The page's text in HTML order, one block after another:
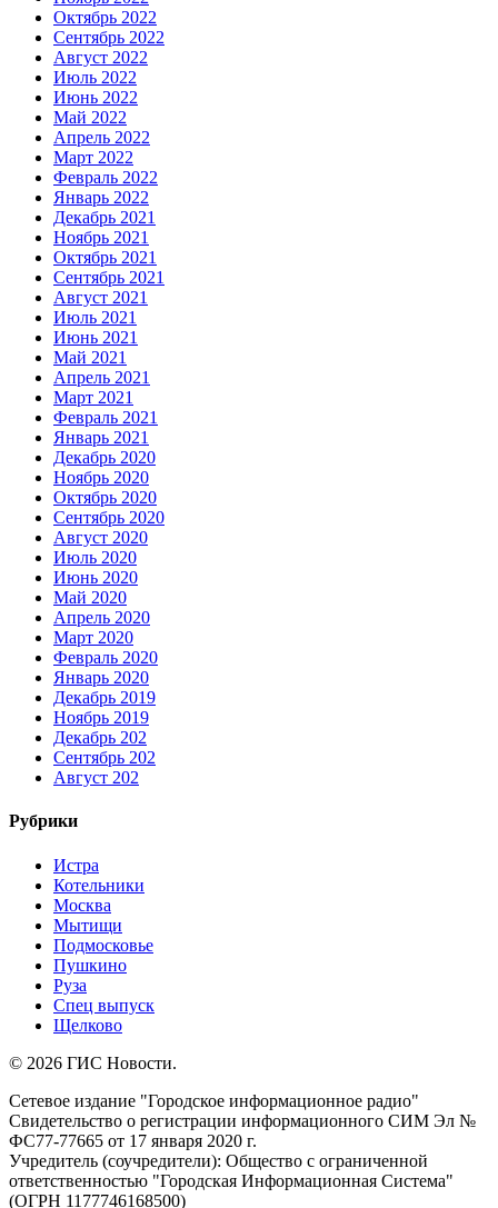
Октябрь 2022
Сентябрь 2022
Август 2022
Июль 2022
Июнь 2022
Май 2022
Апрель 2022
Март 2022
Февраль 2022
Январь 2022
Декабрь 2021
Ноябрь 2021
Октябрь 2021
Сентябрь 2021
Август 2021
Июль 2021
Июнь 2021
Май 2021
Апрель 2021
Март 2021
Февраль 2021
Январь 2021
Декабрь 2020
Ноябрь 2020
Октябрь 2020
Сентябрь 2020
Август 2020
Июль 2020
Июнь 2020
Май 2020
Апрель 2020
Март 2020
Февраль 2020
Январь 2020
Декабрь 2019
Ноябрь 2019
Декабрь 202
Сентябрь 202
Август 202
Рубрики
Истра
Котельники
Москва
Мытищи
Подмосковье
Пушкино
Руза
Спец выпуск
Щелково
© 2026 ГИС Новости.
Сетевое издание "Городское информационное радио"
Свидетельство о регистрации информационного СИМ Эл №
ФС77-77665 от 17 января 2020 г.
Учредитель (соучредители): Общество с ограниченной
ответственностью "Городская Информационная Система"
(ОГРН 1177746168500)